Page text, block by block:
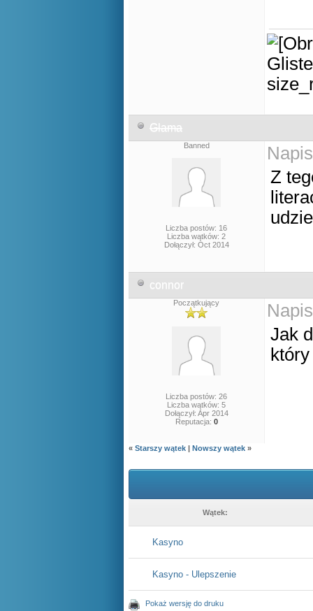
Glama
Banned
Liczba postów: 16
Liczba wątków: 2
Dołączył: Oct 2014
Z
connor
Początkujący
Liczba postów: 26
Liczba wątków: 5
Dołączył: Apr 2014
Reputacja: 0
Jak
« Starszy wątek | Nowszy wątek »
Wątek:
Kasyno
Kasyno - Ulepszenie
Pokaż wersję do druku